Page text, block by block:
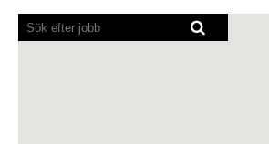
Skärmläsare
kan